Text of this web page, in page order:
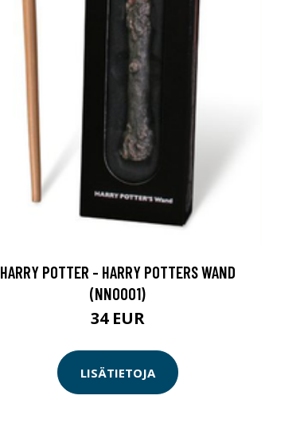
HARRY POTTER - HARRY POTTERS WAND
(NN0001)
34 EUR
LISÄTIETOJA